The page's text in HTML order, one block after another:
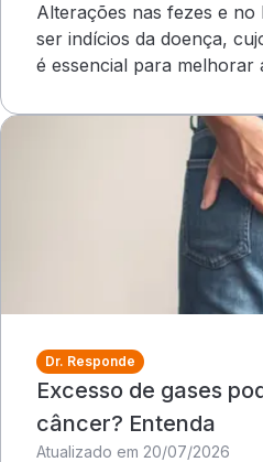
Alterações nas fezes e no
ser indícios da doença,
é essencial para melhorar
Dr. Responde
Excesso de gases
câncer? Entenda
Atualizado em 20/07/2026